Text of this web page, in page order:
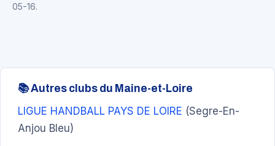
05-16.
📚 Autres clubs du Maine-et-Loire
LIGUE HANDBALL PAYS DE LOIRE (Segre-En-
Anjou Bleu)